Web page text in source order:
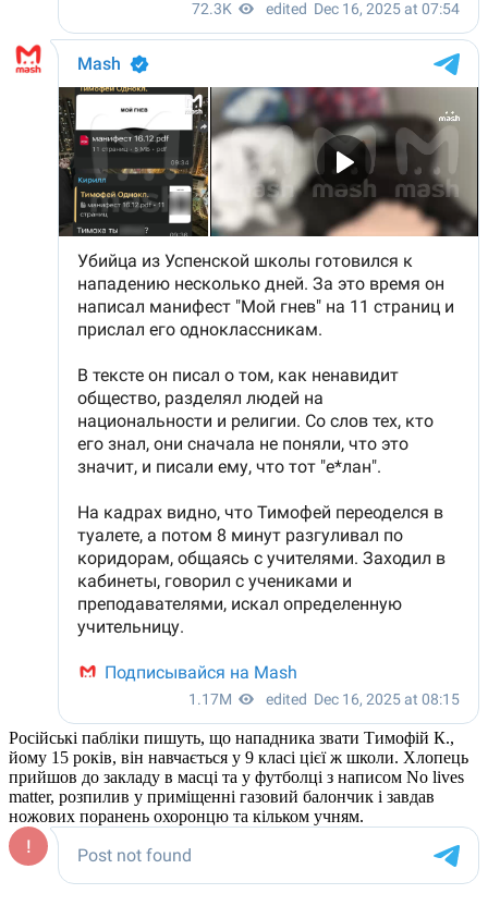
Російські пабліки пишуть, що нападника звати Тимофій К.,
йому 15 років, він навчається у 9 класі цієї ж школи. Хлопець
прийшов до закладу в масці та у футболці з написом No lives
matter, розпилив у приміщенні газовий балончик і завдав
ножових поранень охоронцю та кільком учням.